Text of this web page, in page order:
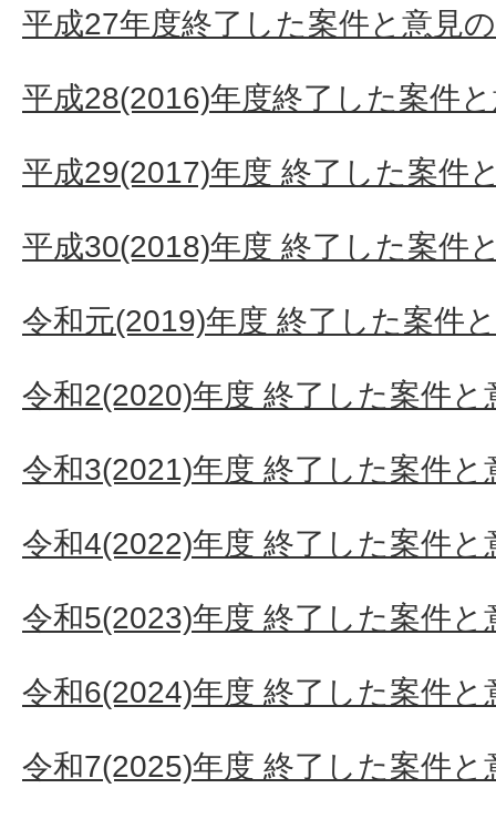
平成27年度終了した案件と意見
平成28(2016)年度終了した案件
平成29(2017)年度 終了した案件
平成30(2018)年度 終了した案件
令和元(2019)年度 終了した案件
令和2(2020)年度 終了した案件と
令和3(2021)年度 終了した案件と
令和4(2022)年度 終了した案件と
令和5(2023)年度 終了した案件と
令和6(2024)年度 終了した案件と
令和7(2025)年度 終了した案件と